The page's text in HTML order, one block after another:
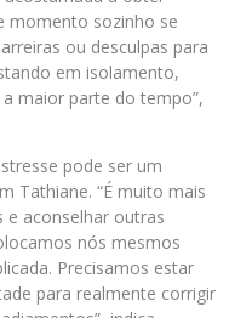
momento sozinho se
ou desculpas para
em isolamento,
maior parte do tempo”,
pode ser um
Tathiane. “É muito mais
aconselhar outras
nós mesmos
Precisamos estar
para realmente corrigir